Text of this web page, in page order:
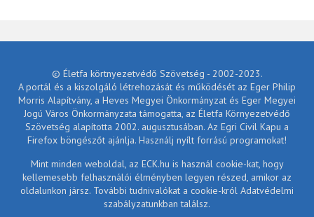
© Életfa körtnyezetvédő Szövetség - 2002-2023.
A portál és a kiszolgáló létrehozását és működését az Eger Philip
Morris Alapítvány, a Heves Megyei Önkormányzat és Eger Megyei
Jogú Város Önkormányzata támogatta, az Életfa Környezetvédő
Szövetség alapította 2002. augusztusában. Az Egri Civil Kapu a
Firefox böngészőt ajánlja. Használj nyílt forrású programokat!
Mint minden weboldal, az ECK.hu is használ cookie-kat, hogy
kellemesebb felhasználói élményben legyen részed, amikor az
oldalunkon jársz. További tudnivalókat a cookie-król Adatvédelmi
szabályzatunkban találsz.